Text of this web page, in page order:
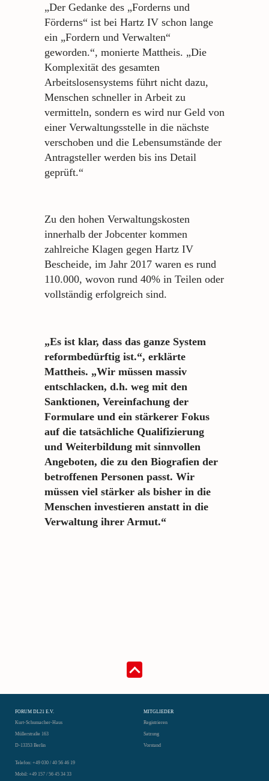
„Der Gedanke des „Forderns und
Förderns“ ist bei Hartz IV schon lange
ein „Fordern und Verwalten“
geworden.“, monierte Mattheis. „Die
Komplexität des gesamten
Arbeitslosensystems führt nicht dazu,
Menschen schneller in Arbeit zu
vermitteln, sondern es wird nur Geld von
einer Verwaltungsstelle in die nächste
verschoben und die Lebensumstände der
Antragsteller werden bis ins Detail
geprüft.“
Zu den hohen Verwaltungskosten
innerhalb der Jobcenter kommen
zahlreiche Klagen gegen Hartz IV
Bescheide, im Jahr 2017 waren es rund
110.000, wovon rund 40% in Teilen oder
vollständig erfolgreich sind.
„Es ist klar, dass das ganze System
reformbedürftig ist.“, erklärte
Mattheis. „Wir müssen massiv
entschlacken, d.h. weg mit den
Sanktionen, Vereinfachung der
Formulare und ein stärkerer Fokus
auf die tatsächliche Qualifizierung
und Weiterbildung mit sinnvollen
Angeboten, die zu den Biografien der
betroffenen Personen passt. Wir
müssen viel stärker als bisher in die
Menschen investieren anstatt in die
Verwaltung ihrer Armut.“
FORUM DL21 E.V.
Kurt-Schumacher-Haus
Müllerstraße 163
D-13353 Berlin
Telefon: +49 030 / 40 56 46 19
Mobil: +49 157 / 56 45 34 33
MITGLIEDER
Registrieren
Satzung
Vorstand